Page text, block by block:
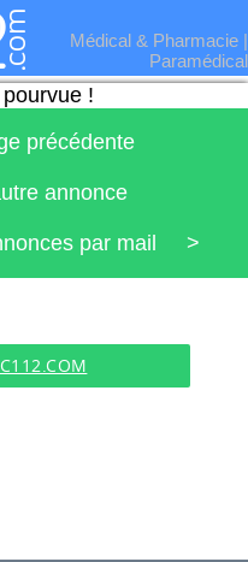
Médical & Pharmacie |
Paramédical
!
précédente
annonce
par mail >